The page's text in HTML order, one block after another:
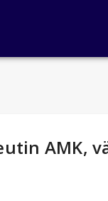
: AMK,